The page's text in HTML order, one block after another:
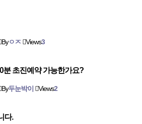
Byㅇㅈ Views3
분 초진예약 가능한가요?
By두눈박이 Views2
다.